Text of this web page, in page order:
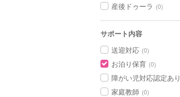
産後ドゥーラ (0)
サポート内容
送迎対応 (0)
お泊り保育 (0)
障がい児対応認定あり
家庭教師 (0)